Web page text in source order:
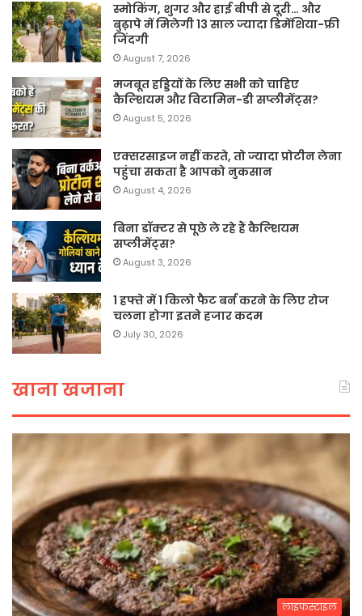
स्मोकिंग, शुगर और हाई बीपी से दूरी… और
बुढ़ापे में मिलेगी 13 साल ज्यादा डिमेंशिया-फ्री
जिंदगी
August 7, 2026
मजबूत हड्डियों के लिए सभी को चाहिए
कैल्शियम और विटामिन-डी सप्लीमेंट्स?
August 5, 2026
एक्सरसाइज नहीं करते, तो ज्यादा प्रोटीन लेना
पहुंचा सकता है आपको नुकसान
August 4, 2026
बिना डॉक्टर से पूछे ले रहे हैं कैल्शियम
सप्लीमेंट्स?
August 3, 2026
1 हफ्ते में 1 किलो फैट बर्न करने के लिए रोज
चलना होगा इतने हजार कदम
July 30, 2026
खाना खजाना
लाइफस्टाइल